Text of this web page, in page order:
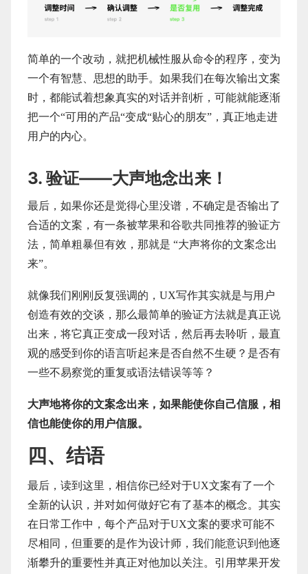
简单的一个改动，就把机械性服从命令的程序，变为
一个有智慧、思想的助手。如果我们在每次输出文案
时，都能试着想象真实的对话并剖析，可能就能逐渐
把一个“可用的产品“变成“贴心的朋友”，真正地走进
用户的内心。
3. 验证——大声地念出来！
最后，如果你还是觉得心里没谱，不确定是否输出了
合适的文案，有一条被苹果和谷歌共同推荐的验证方
法，简单粗暴但有效，那就是 “大声将你的文案念出
来”。
就像我们刚刚反复强调的，UX写作其实就是与用户
创造有效的交谈，那么最简单的验证方法就是真正说
出来，将它真正变成一段对话，然后再去聆听，最直
观的感受到你的语言听起来是否自然不生硬？是否有
一些不易察觉的重复或语法错误等等？
大声地将你的文案念出来，如果能使你自己信服，相
信也能使你的用户信服。
四、结语
最后，读到这里，相信你已经对于UX文案有了一个
全新的认识，并对如何做好它有了基本的概念。其实
在日常工作中，每个产品对于UX文案的要求可能不
尽相同，但重要的是作为设计师，我们能意识到他逐
渐攀升的重要性并真正对他加以关注。引用苹果开发